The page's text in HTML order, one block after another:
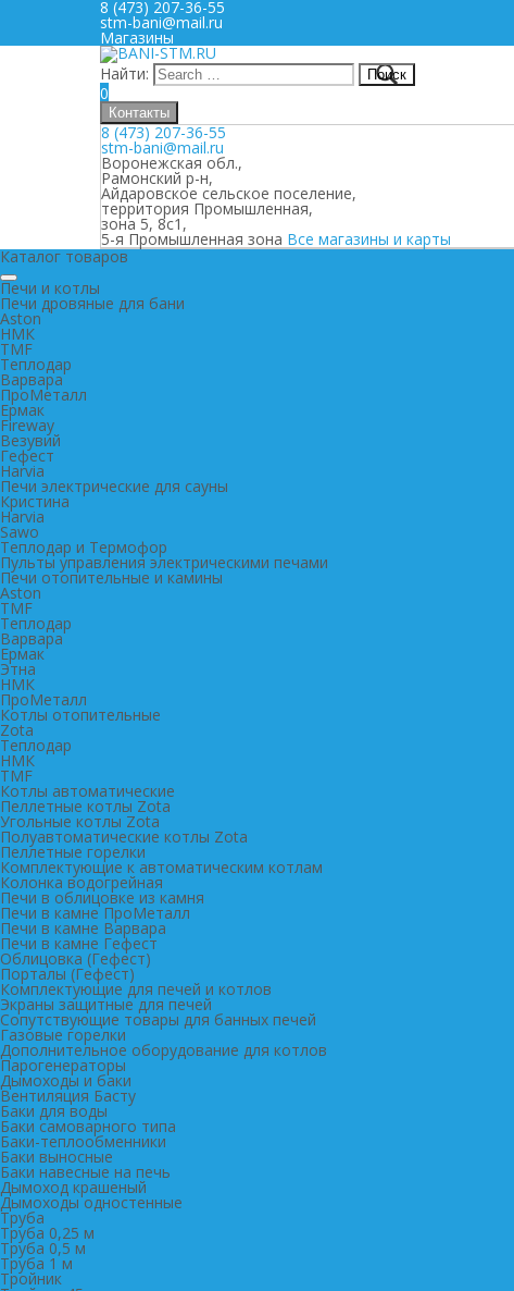
8 (473) 207-36-55
stm-bani@mail.ru
Магазины
Найти:
0
Контакты
8 (473) 207-36-55
stm-bani@mail.ru
Воронежская обл.,
Рамонский р-н,
Айдаровское сельское поселение,
территория Промышленная,
зона 5, 8с1,
5-я Промышленная зона Все магазины и карты
Каталог товаров
Печи и котлы
Печи дровяные для бани
Aston
НМК
TMF
Теплодар
Варвара
ПроМеталл
Ермак
Fireway
Везувий
Гефест
Harvia
Печи электрические для сауны
Кристина
Harvia
Sawo
Теплодар и Термофор
Пульты управления электрическими печами
Печи отопительные и камины
Aston
TMF
Теплодар
Варвара
Ермак
Этна
НМК
ПроМеталл
Котлы отопительные
Zota
Теплодар
НМК
TMF
Котлы автоматические
Пеллетные котлы Zota
Угольные котлы Zota
Полуавтоматические котлы Zota
Пеллетные горелки
Комплектующие к автоматическим котлам
Колонка водогрейная
Печи в облицовке из камня
Печи в камне ПроМеталл
Печи в камне Варвара
Печи в камне Гефест
Облицовка (Гефест)
Порталы (Гефест)
Комплектующие для печей и котлов
Экраны защитные для печей
Сопутствующие товары для банных печей
Газовые горелки
Дополнительное оборудование для котлов
Парогенераторы
Дымоходы и баки
Вентиляция Басту
Баки для воды
Баки самоварного типа
Баки-теплообменники
Баки выносные
Баки навесные на печь
Дымоход крашеный
Дымоходы одностенные
Труба
Труба 0,25 м
Труба 0,5 м
Труба 1 м
Тройник